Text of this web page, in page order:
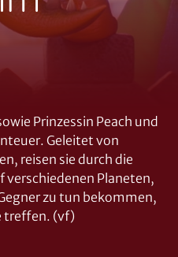
Prinzessin Peach und
Geleitet von
reisen sie durch die
verschiedenen Planeten,
zu tun bekommen,
treffen. (vf)